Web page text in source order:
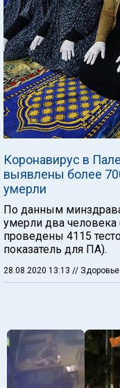
Коронавирус в
выявлены более
умерли
По данным
умерли два
проведены 4115
показатель для ПА).
28.08.2020 13:13 // Здоровье